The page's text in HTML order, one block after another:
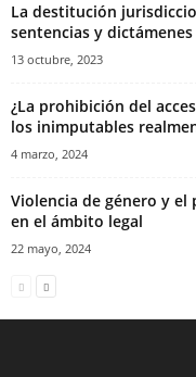
La destitución
sentencias y
13 octubre, 2023
¿La prohibición del
los inimputables
4 marzo, 2024
Violencia de género y el
en el ámbito legal
22 mayo, 2024